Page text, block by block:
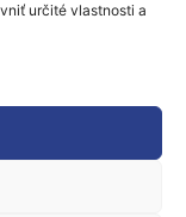
určité vlastnosti a
verejnosť za
p. Ivana Bellu
na orbitálnu
sa
vedy